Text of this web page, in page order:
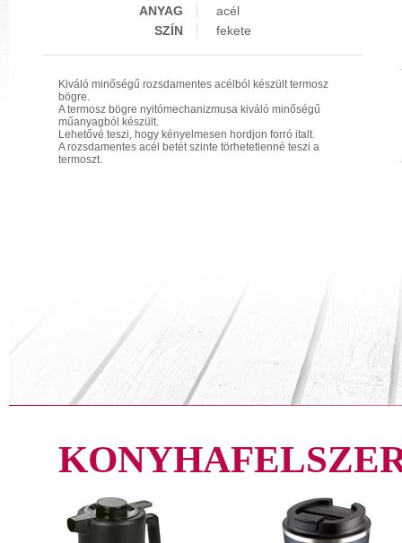
ANYAG
acél
SZÍN
fekete
Kiváló minőségű rozsdamentes acélból készült termosz
bögre.
A termosz bögre nyitómechanizmusa kiváló minőségű
műanyagból készült.
Lehetővé teszi, hogy kényelmesen hordjon forró italt.
A rozsdamentes acél betét szinte törhetetlenné teszi a
termoszt.